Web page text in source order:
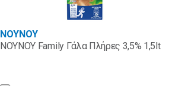
ΝΟΥΝΟΥ
ΝΟΥΝΟΥ Family Γάλα Πλήρες 3,5% 1,5lt